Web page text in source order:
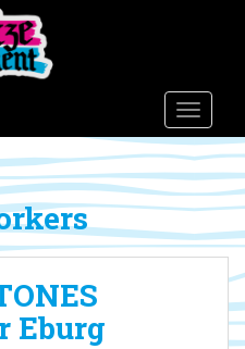
Eburg